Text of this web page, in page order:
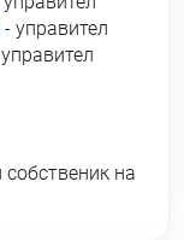
- управител
собственик на